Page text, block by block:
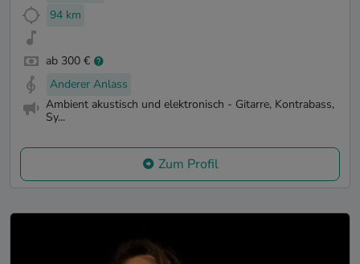
94 km
ab 300 €
Anderer Anlass
Ambient akustisch und elektronisch - Gitarre, Kontrabass,
Sy...
Zum Profil